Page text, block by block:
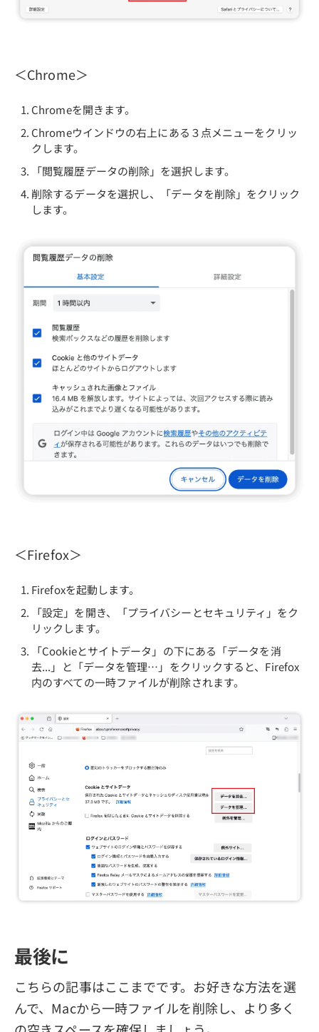
＜Chrome＞
Chromeを開きます。
Chromeウインドウの右上にある３点メニューをクリッ
クします。
「閲覧履歴データの削除」を選択します。
削除するデータを選択し、「データを削除」をクリック
します。
＜Firefox＞
Firefoxを起動します。
「設定」を開き、「プライバシーとセキュリティ」をク
リックします。
「Cookieとサイトデータ」の下にある「データを消
去...」と「データを管理…」をクリックすると、Firefox
内のすべての一時ファイルが削除されます。
最後に
こちらの記事はここまでです。お好きな方法を選
んで、Macから一時ファイルを削除し、より多く